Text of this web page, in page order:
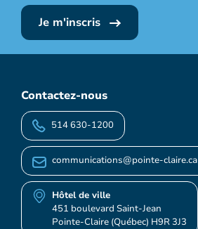
Je m'inscris
Contactez-nous
514 630-1200
communications@pointe-claire.ca
Hôtel de ville
451 boulevard Saint-Jean
Pointe-Claire (Québec) H9R 3J3